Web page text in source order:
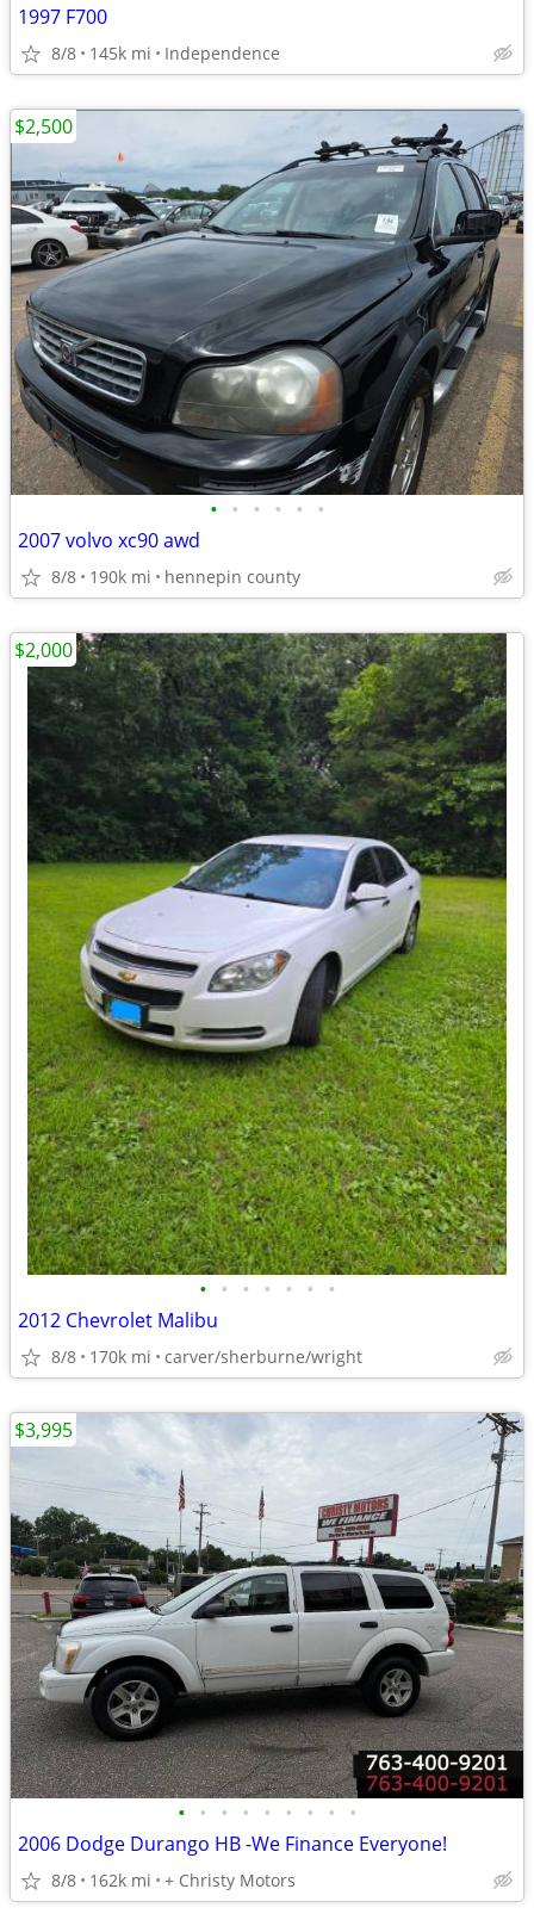
1997 F700
8/8 145k mi Independence
• • • • • •
2007 volvo xc90 awd
8/8 190k mi hennepin county
$2,500
• • • • • • •
2012 Chevrolet Malibu
8/8 170k mi carver/sherburne/wright
$2,000
• • • • • • • • •
2006 Dodge Durango HB -We Finance Everyone!
8/8 162k mi + Christy Motors
$3,995